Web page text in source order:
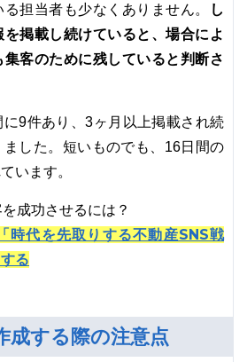
担当者も少なくありません。
し
掲載し続けていると、場合によ
客のために残していると判断さ
に9件あり、3ヶ月以上掲載され続
した。短いものでも、16日間の
います。
成功させるには？
時代を先取りする不動産SNS戦
る
成する際の注意点